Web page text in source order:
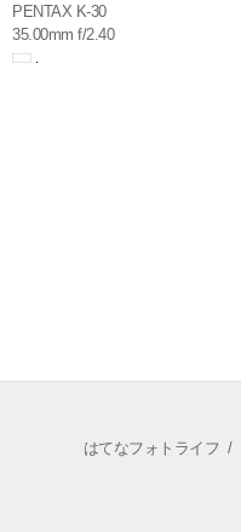
PENTAX K-30
35.00mm f/2.40
はてなフォトライフ /